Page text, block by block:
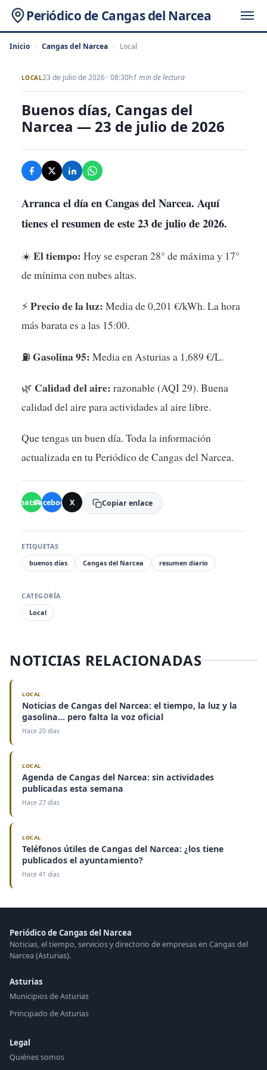
Periódico de Cangas del Narcea
Inicio › Cangas del Narcea › Local
LOCAL23 de julio de 2026 · 08:30h1 min de lectura
Buenos días, Cangas del
Narcea — 23 de julio de 2026
Arranca el día en Cangas del Narcea. Aquí
tienes el resumen de este 23 de julio de 2026.
☀️El tiempo: Hoy se esperan 28° de máxima y 17°
de mínima con nubes altas.
⚡Precio de la luz: Media de 0,201 €/kWh. La hora
más barata es a las 15:00.
⛽Gasolina 95: Media en Asturias a 1,689 €/L.
🌿 Calidad del aire: razonable (AQI 29). Buena
calidad del aire para actividades al aire libre.
Que tengas un buen día. Toda la información
actualizada en tu Periódico de Cangas del Narcea.
WhatsApp
Facebook X Copiar enlace
ETIQUETAS
buenos días
Cangas del Narcea resumen diario
CATEGORÍA
Local
NOTICIAS RELACIONADAS
LOCAL
Noticias de Cangas del Narcea: el tiempo, la luz y la
gasolina... pero falta la voz oficial
Hace 20 días
LOCAL
Agenda de Cangas del Narcea: sin actividades
publicadas esta semana
Hace 27 días
LOCAL
Teléfonos útiles de Cangas del Narcea: ¿los tiene
publicados el ayuntamiento?
Hace 41 días
Periódico de Cangas del Narcea
Noticias, el tiempo, servicios y directorio de empresas en Cangas del
Narcea (Asturias).
Asturias
Municipios de Asturias
Principado de Asturias
Legal
Quiénes somos